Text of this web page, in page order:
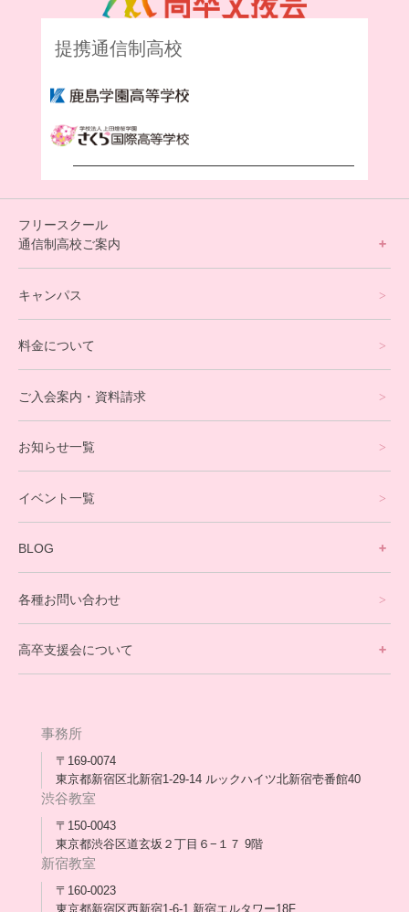
提携通信制高校
フリースクール
通信制高校ご案内
オンラインコース
eスポーツコース
就労支援コース
英会話・海外留学コース
寮生活サポート
卒業生の今
[家庭訪問カウンセリング]
キャンパス
料金について
ご入会案内・資料請求
お知らせ一覧
イベント一覧
BLOG
保護者交流だより一覧
会長コラム一覧
各種お問い合わせ
高卒支援会について
メディア出演
スタッフ紹介
合格・進路実績
事務所
〒169-0074
東京都新宿区北新宿1-29-14 ルックハイツ北新宿壱番館40
渋谷教室
〒150-0043
東京都渋谷区道玄坂２丁目６−１７ 9階
新宿教室
〒160-0023
東京都新宿区西新宿1-6-1 新宿エルタワー18F